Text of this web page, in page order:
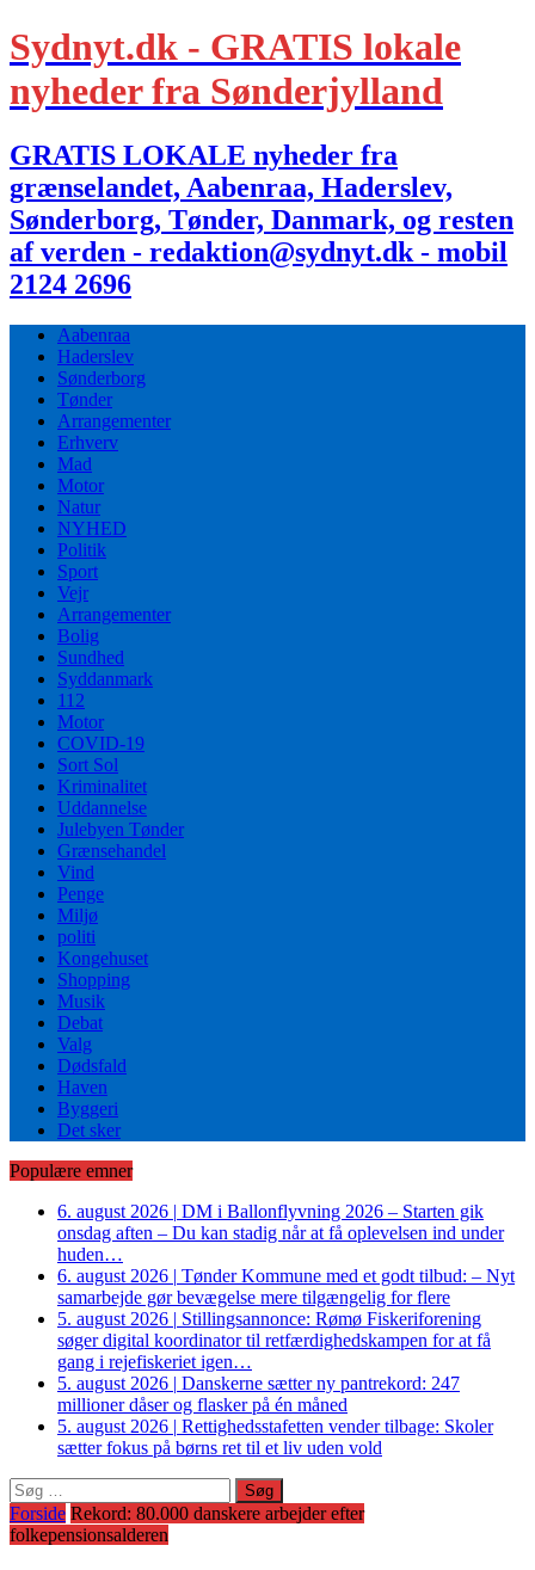
Sydnyt.dk - GRATIS lokale
nyheder fra Sønderjylland
GRATIS LOKALE nyheder fra
grænselandet, Aabenraa, Haderslev,
Sønderborg, Tønder, Danmark, og resten
af verden - redaktion@sydnyt.dk - mobil
2124 2696
Aabenraa
Haderslev
Sønderborg
Tønder
Arrangementer
Erhverv
Mad
Motor
Natur
NYHED
Politik
Sport
Vejr
Arrangementer
Bolig
Sundhed
Syddanmark
112
Motor
COVID-19
Sort Sol
Kriminalitet
Uddannelse
Julebyen Tønder
Grænsehandel
Vind
Penge
Miljø
politi
Kongehuset
Shopping
Musik
Debat
Valg
Dødsfald
Haven
Byggeri
Det sker
Populære emner
6. august 2026 | DM i Ballonflyvning 2026 – Starten gik
onsdag aften – Du kan stadig når at få oplevelsen ind under
huden…
6. august 2026 | Tønder Kommune med et godt tilbud: – Nyt
samarbejde gør bevægelse mere tilgængelig for flere
5. august 2026 | Stillingsannonce: Rømø Fiskeriforening
søger digital koordinator til retfærdighedskampen for at få
gang i rejefiskeriet igen…
5. august 2026 | Danskerne sætter ny pantrekord: 247
millioner dåser og flasker på én måned
5. august 2026 | Rettighedsstafetten vender tilbage: Skoler
sætter fokus på børns ret til et liv uden vold
Søg
efter:
Forside Rekord: 80.000 danskere arbejder efter
folkepensionsalderen